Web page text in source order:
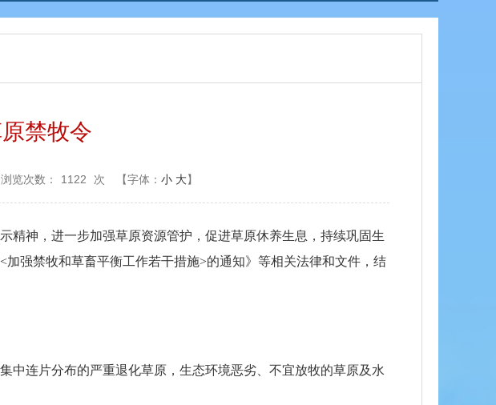
禁牧令
浏览次数： 1122 次 【字体： 小 大】
精神，进一步加强草原资源管护，促进草原休养生息，持续巩固生
强禁牧和草畜平衡工作若干措施>的通知》等相关法律和文件，结
中连片分布的严重退化草原，生态环境恶劣、不宜放牧的草原及水